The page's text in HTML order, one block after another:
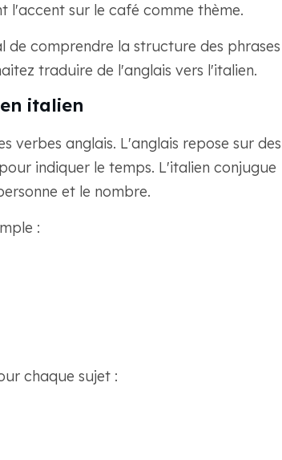
l'accent sur le café comme thème.
de comprendre la structure des phrases
traduire de l'anglais vers l'italien.
italien
verbes anglais. L'anglais repose sur des
indiquer le temps. L'italien conjugue
et le nombre.
:
chaque sujet :